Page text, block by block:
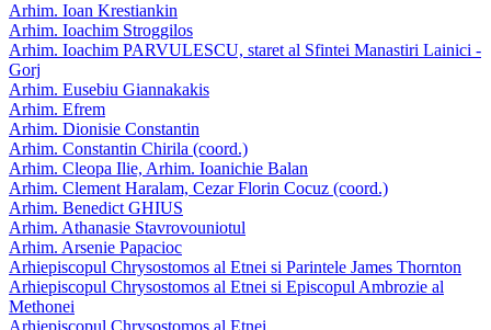
Arhim. Ioan Krestiankin
Arhim. Ioachim Stroggilos
Arhim. Ioachim PARVULESCU, staret al Sfintei Manastiri Lainici -
Gorj
Arhim. Eusebiu Giannakakis
Arhim. Efrem
Arhim. Dionisie Constantin
Arhim. Constantin Chirila (coord.)
Arhim. Cleopa Ilie, Arhim. Ioanichie Balan
Arhim. Clement Haralam, Cezar Florin Cocuz (coord.)
Arhim. Benedict GHIUS
Arhim. Athanasie Stavrovouniotul
Arhim. Arsenie Papacioc
Arhiepiscopul Chrysostomos al Etnei si Parintele James Thornton
Arhiepiscopul Chrysostomos al Etnei si Episcopul Ambrozie al
Methonei
Arhiepiscopul Chrysostomos al Etnei